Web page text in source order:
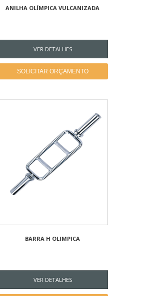
ANILHA OLÍMPICA VULCANIZADA
VER DETALHES
SOLICITAR ORÇAMENTO
BARRA H OLIMPICA
VER DETALHES